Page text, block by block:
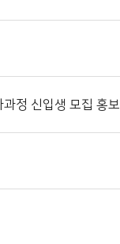
정 신입생 모집 홍보